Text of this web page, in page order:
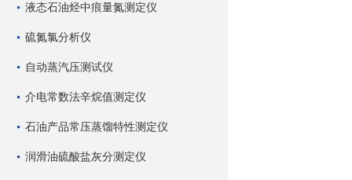
液态石油烃中痕量氮测定仪
硫氮氯分析仪
自动蒸汽压测试仪
介电常数法辛烷值测定仪
石油产品常压蒸馏特性测定仪
润滑油硫酸盐灰分测定仪